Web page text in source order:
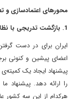
محورهای اعتمادسازی و
1. بازگشت تدریجی با نظارت چندجانبه:
ایران برای در دست
اعضای پیشین و کنونی
پیشنهاد ایجاد یک
را ارائه دهد. پیشنهاد
هرکدام از این سه کشور